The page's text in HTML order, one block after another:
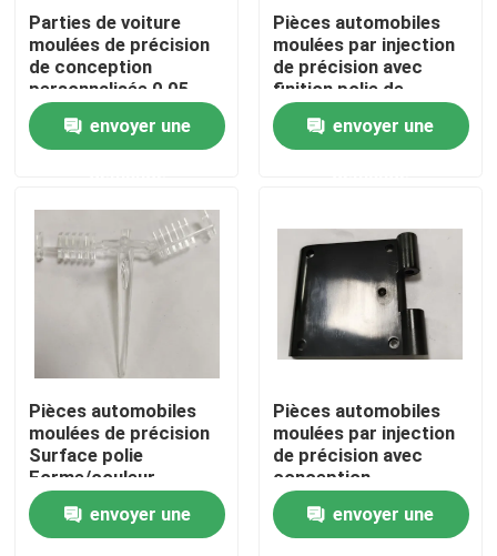
Aperçu
Produits
A propos de nous
Visite d'usine
Parties de voiture
moulées de précision
de conception
personnalisée 0,05
mm Tolérance finition
polie
envoyer une
Pièces automobiles
moulées par injection
de précision avec
finition polie de
couleur et de forme
personnalisées
envoyer une
Pièces automobiles
moulées de précision
Surface polie
Forme/couleur
personnalisée Logo
disponibleenvoyer une
Pièces automobiles
moulées par injection
de précision avec
conception
personnalisée et
tolérance de 0,05 mm
envoyer une